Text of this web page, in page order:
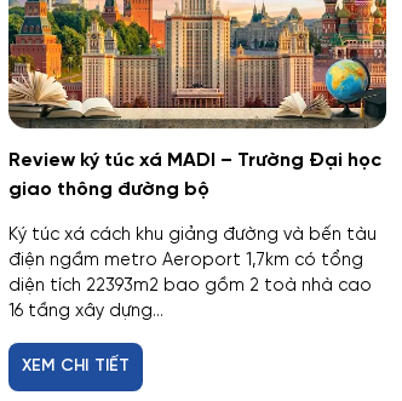
Review ký túc xá MADI – Trường Đại học
giao thông đường bộ
Ký túc xá cách khu giảng đường và bến tàu
điện ngầm metro Aeroport 1,7km có tổng
diện tích 22393m2 bao gồm 2 toà nhà cao
16 tầng xây dựng...
XEM CHI TIẾT